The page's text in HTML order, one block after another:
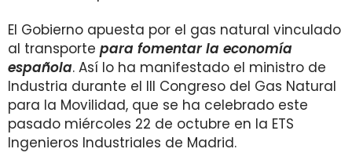
El Gobierno apuesta por el gas natural vinculado
al transporte para fomentar la economía
española. Así lo ha manifestado el ministro de
Industria durante el III Congreso del Gas Natural
para la Movilidad, que se ha celebrado este
pasado miércoles 22 de octubre en la ETS
Ingenieros Industriales de Madrid.